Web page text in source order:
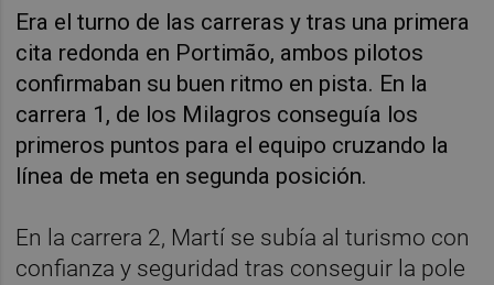
Era el turno de las carreras y tras una primera
cita redonda en Portimão, ambos pilotos
confirmaban su buen ritmo en pista. En la
carrera 1, de los Milagros conseguía los
primeros puntos para el equipo cruzando la
línea de meta en segunda posición.
En la carrera 2, Martí se subía al turismo con
confianza y seguridad tras conseguir la pole